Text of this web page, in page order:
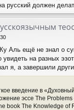
русский должен
Аль ещё не знал о
увидеть на разных
я, а завершили
введение в
эссе The Problems
book The Knowledge of